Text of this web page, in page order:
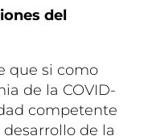
del
que si como
de la COVID-
competente
de la